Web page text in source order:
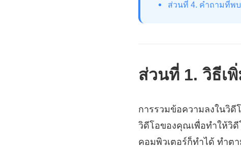
ส่วนที่ 4. คำถามที่พ
ส่วนที่ 1. วิธีเ
การรวมข้อความลงในวิดี
วิดีโอของคุณเพื่อทำให้วิ
คอมพิวเตอร์ก็ทำได้ ทำต